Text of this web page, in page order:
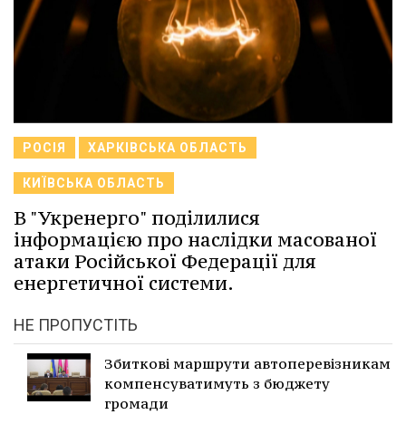
РОСІЯ ХАРКІВСЬКА ОБЛАСТЬ
КИЇВСЬКА ОБЛАСТЬ
В "Укренерго" поділилися
інформацією про наслідки масованої
атаки Російської Федерації для
енергетичної системи.
НЕ ПРОПУСТІТЬ
Збиткові маршрути автоперевізникам
компенсуватимуть з бюджету
громади